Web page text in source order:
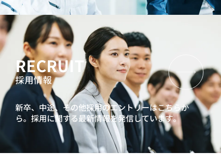
RECRUIT
採用情報
新卒、中途、その他採用のエントリーはこちらか
ら。採用に関する最新情報を発信しています。